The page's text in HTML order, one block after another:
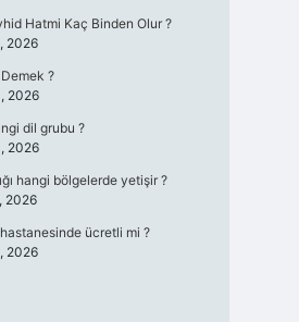
Hatmi Kaç Binden Olur ?
2026
?
2026
dil grubu ?
2026
hangi bölgelerde yetişir ?
2026
ücretli mi ?
2026